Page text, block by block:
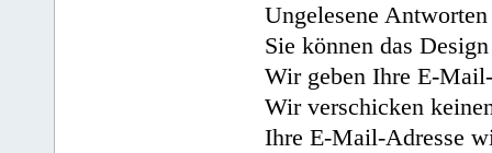
Ungelesene
Sie können das
Wir geben Ihre E-
Wir verschicken
Ihre E-Mail-Adresse